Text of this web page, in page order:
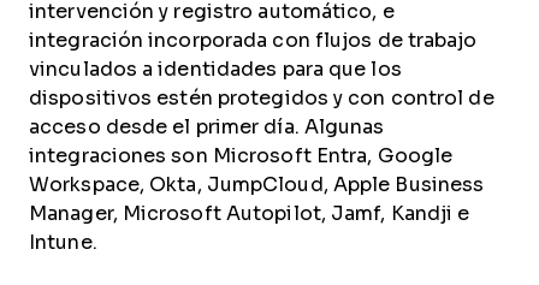
intervención y registro automático, e
integración incorporada con flujos de trabajo
vinculados a identidades para que los
dispositivos estén protegidos y con control de
acceso desde el primer día. Algunas
integraciones son Microsoft Entra, Google
Workspace, Okta, JumpCloud, Apple Business
Manager, Microsoft Autopilot, Jamf, Kandji e
Intune.